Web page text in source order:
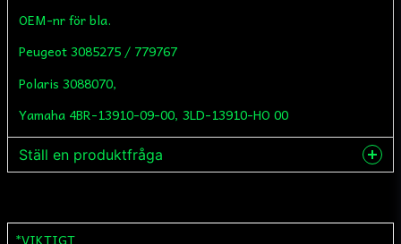
OEM-nr för bla.
Peugeot 3085275 / 779767
Polaris 3088070,
Yamaha 4BR-13910-09-00, 3LD-13910-HO 00
Ställ en produktfråga
*VIKTIGT